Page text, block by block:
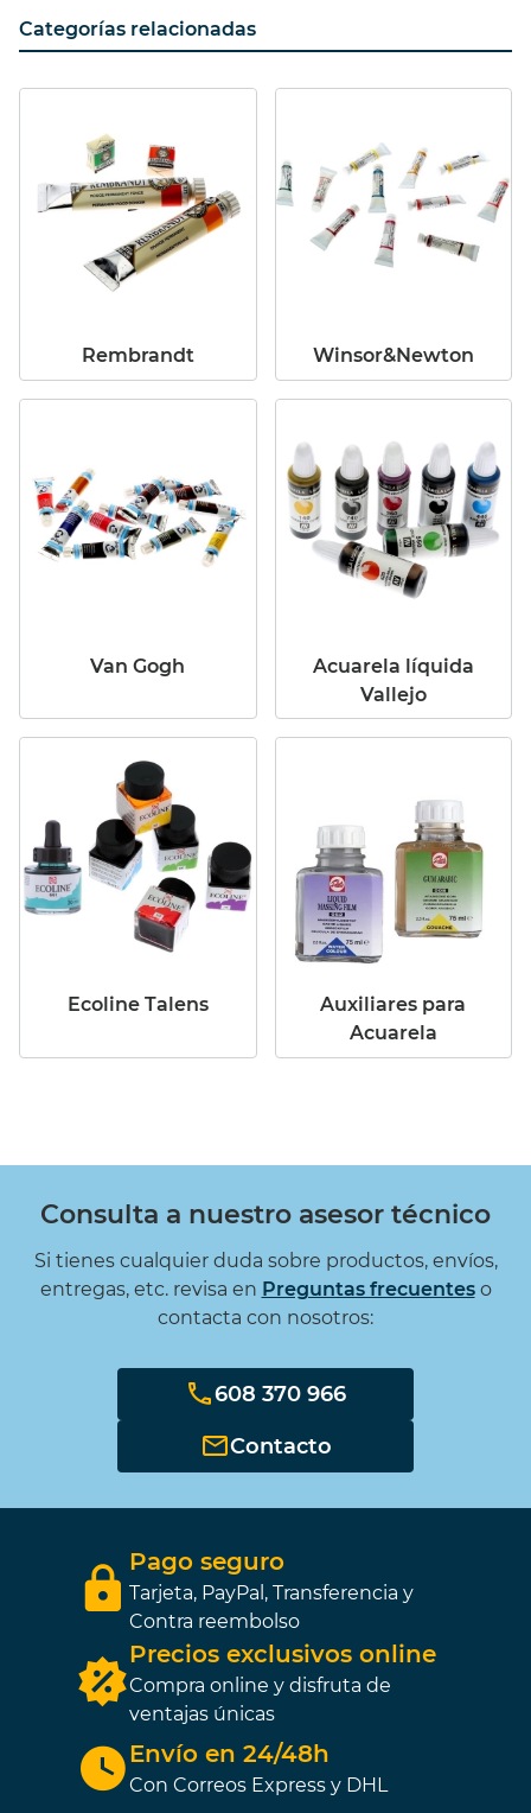
Categorías relacionadas
Rembrandt Winsor&Newton
Van Gogh
Acuarela líquida
Vallejo
Ecoline Talens
Auxiliares para
Acuarela
Consulta a nuestro asesor técnico
Si tienes cualquier duda sobre productos, envíos,
entregas, etc. revisa en Preguntas frecuenteso
contacta con nosotros:
608 370 966
Contacto
Pago seguro
Tarjeta, PayPal, Transferencia y
Contra reembolso
Precios exclusivos online
Compra online y disfruta de
ventajas únicas
Envío en 24/48h
Con Correos Express y DHL